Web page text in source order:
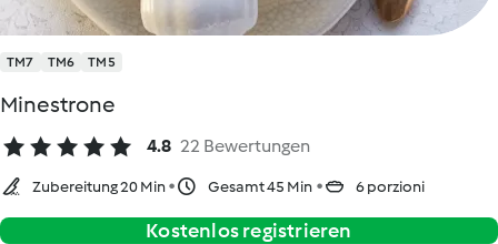
TM7 TM6 TM5
Minestrone
4.8 22 Bewertungen
Zubereitung 20 Min Gesamt 45 Min 6 porzioni
Kostenlos registrieren